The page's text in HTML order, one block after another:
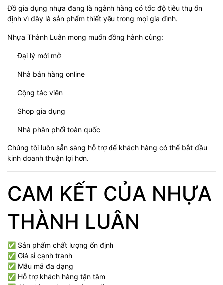
Đồ gia dụng nhựa đang là ngành hàng có tốc độ tiêu thụ ổn
định vì đây là sản phẩm thiết yếu trong mọi gia đình.
Nhựa Thành Luân mong muốn đồng hành cùng:
Đại lý mới mở
Nhà bán hàng online
Cộng tác viên
Shop gia dụng
Nhà phân phối toàn quốc
Chúng tôi luôn sẵn sàng hỗ trợ để khách hàng có thể bắt đầu
kinh doanh thuận lợi hơn.
CAM KẾT CỦA NHỰA
THÀNH LUÂN
✅ Sản phẩm chất lượng ổn định
✅ Giá sỉ cạnh tranh
✅ Mẫu mã đa dạng
✅ Hỗ trợ khách hàng tận tâm